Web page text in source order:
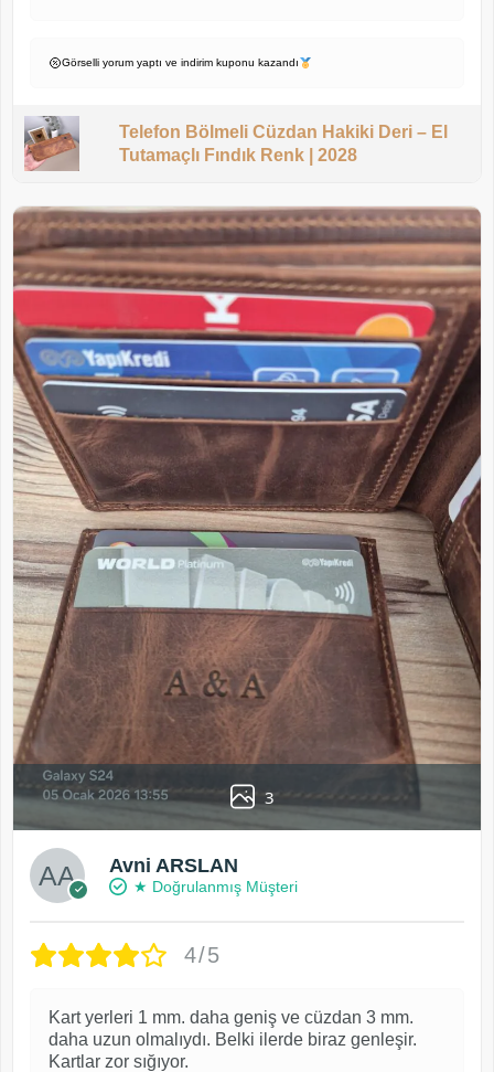
Görselli yorum yaptı ve indirim kuponu kazandı
Telefon Bölmeli Cüzdan Hakiki Deri – El
Tutamaçlı Fındık Renk | 2028
3
Avni ARSLAN
★ Doğrulanmış Müşteri
4/5
Kart yerleri 1 mm. daha geniş ve cüzdan 3 mm.
daha uzun olmalıydı. Belki ilerde biraz genleşir.
Kartlar zor sığıyor.